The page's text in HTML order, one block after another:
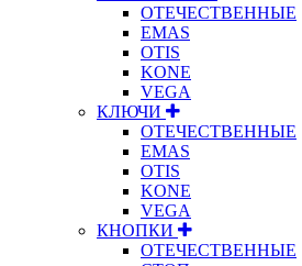
ОТЕЧЕСТВЕННЫЕ
EMAS
OTIS
KONE
VEGA
КЛЮЧИ
ОТЕЧЕСТВЕННЫЕ
EMAS
OTIS
KONE
VEGA
КНОПКИ
ОТЕЧЕСТВЕННЫЕ